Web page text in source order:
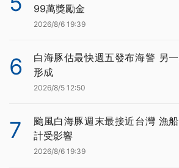
99萬獎勵金
2026/8/6 19:39
6
白海豚估最快週五發布海警 另
形成
2026/8/5 12:50
7
颱風白海豚週末最接近台灣 漁
計受影響
2026/8/6 19:39